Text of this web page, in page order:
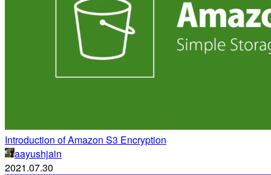
Introduction of Amazon S3 Encryption
aayushjain
2021.07.30